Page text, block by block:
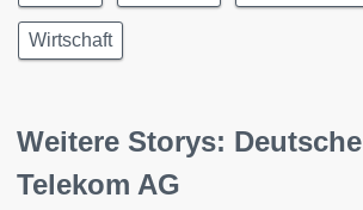
Wirtschaft
Weitere Storys: Deutsche
Telekom AG